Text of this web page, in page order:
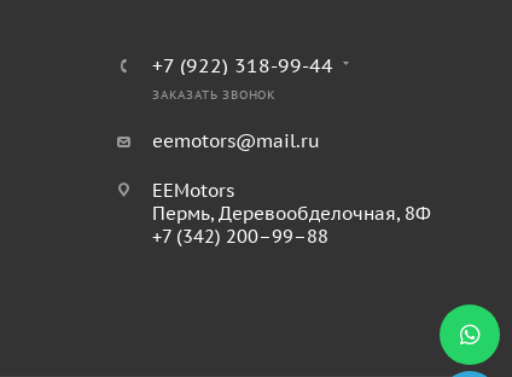
+7 (922) 318-99-44
ЗАКАЗАТЬ ЗВОНОК
eemotors@mail.ru
EEMotors
Пермь, Деревообделочная, 8Ф
+7 (342) 200–99–88